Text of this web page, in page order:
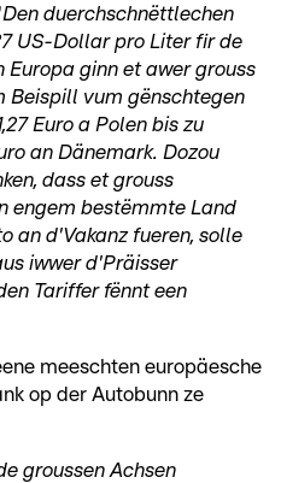
Den duerchschnëttlechen
US-Dollar pro Liter fir de
ginn et awer grouss
Beispill vum gënschtegen
Euro a Polen bis zu
an Dänemark. Dozou
dass et grouss
engem bestëmmte Land
an d'Vakanz fueren, solle
iwwer d'Präisser
Tariffer fënnt een
meeschten europäesche
op der Autobunn ze
groussen Achsen